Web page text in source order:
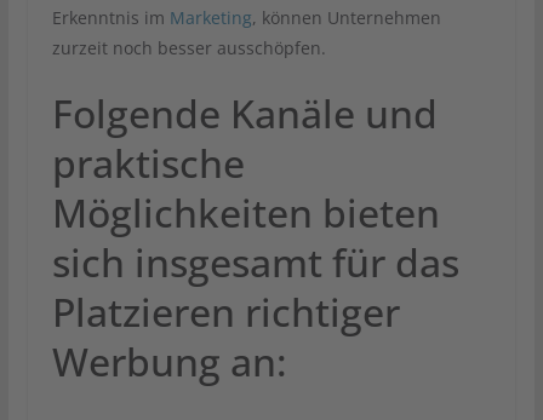
Erkenntnis im Marketing, können Unternehmen
zurzeit noch besser ausschöpfen.
Folgende Kanäle und
praktische
Möglichkeiten bieten
sich insgesamt für das
Platzieren richtiger
Werbung an: